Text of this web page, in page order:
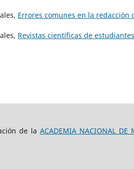
Errores comunes en la
Revistas científicas de
de laACADEMIA NACIONAL DE